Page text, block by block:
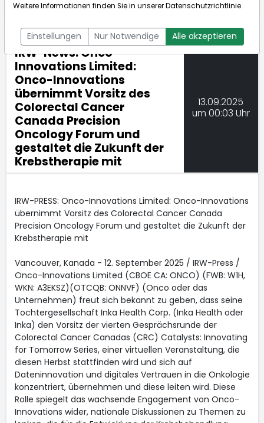
NEWSBOT
IRW-News: Onco-
Innovations Limited:
Onco-Innovations
übernimmt Vorsitz des
Colorectal Cancer
Canada Precision
Oncology Forum und
gestaltet die Zukunft der
Krebstherapie mit
13.09.2025
um 00:03 Uhr
IRW-PRESS: Onco-Innovations Limited: Onco-Innovations
übernimmt Vorsitz des Colorectal Cancer Canada
Precision Oncology Forum und gestaltet die Zukunft der
Krebstherapie mit
Vancouver, Kanada - 12. September 2025 / IRW-Press /
Onco-Innovations Limited (CBOE CA: ONCO) (FWB: W1H,
WKN: A3EKSZ)(OTCQB: ONNVF) (Onco oder das
Unternehmen) freut sich bekannt zu geben, dass seine
Tochtergesellschaft Inka Health Corp. (Inka Health oder
Inka) den Vorsitz der vierten Gesprächsrunde der
Colorectal Cancer Canadas (CRC) Catalysts: Innovating
for Tomorrow Series, einer virtuellen Veranstaltung, die
diesen Herbst stattfinden wird und sich auf
Dateninnovation und digitales Vertrauen in die Onkologie
konzentriert, übernehmen und diese leiten wird. Diese
Rolle spiegelt das wachsende Engagement von Onco-
Innovations wider, nationale Diskussionen zu Themen zu
Weitere Informationen finden Sie in unsererDatenschutzrichtlinie.
Einstellungen Nur Notwendige Alle akzeptieren